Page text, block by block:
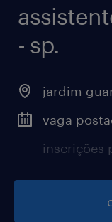
- sp.
jardim
vaga